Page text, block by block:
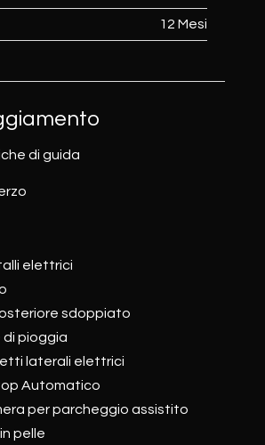
12 Mesi
di guida
elettrici
sdoppiato
di pioggia
laterali elettrici
Automatico
per parcheggio assistito
pelle